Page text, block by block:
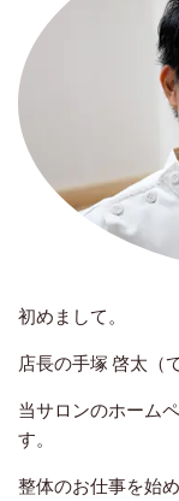
初めまして。
店長の手塚 啓太（
当サロンのホーム
す。
整体のお仕事を始